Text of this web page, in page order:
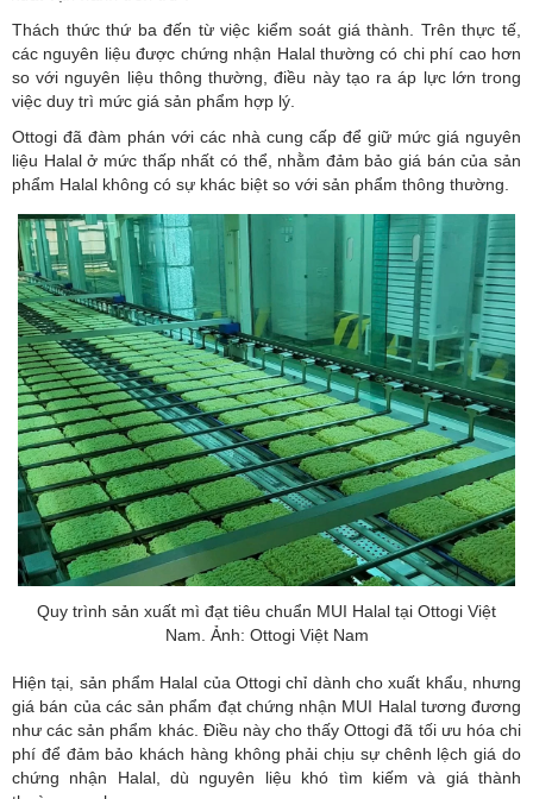
Thách thức thứ ba đến từ việc kiểm soát giá thành. Trên thực tế,
các nguyên liệu được chứng nhận Halal thường có chi phí cao hơn
so với nguyên liệu thông thường, điều này tạo ra áp lực lớn trong
việc duy trì mức giá sản phẩm hợp lý.
Ottogi đã đàm phán với các nhà cung cấp để giữ mức giá nguyên
liệu Halal ở mức thấp nhất có thể, nhằm đảm bảo giá bán của sản
phẩm Halal không có sự khác biệt so với sản phẩm thông thường.
Quy trình sản xuất mì đạt tiêu chuẩn MUI Halal tại Ottogi Việt
Nam. Ảnh: Ottogi Việt Nam
Hiện tại, sản phẩm Halal của Ottogi chỉ dành cho xuất khẩu, nhưng
giá bán của các sản phẩm đạt chứng nhận MUI Halal tương đương
như các sản phẩm khác. Điều này cho thấy Ottogi đã tối ưu hóa chi
phí để đảm bảo khách hàng không phải chịu sự chênh lệch giá do
chứng nhận Halal, dù nguyên liệu khó tìm kiếm và giá thành